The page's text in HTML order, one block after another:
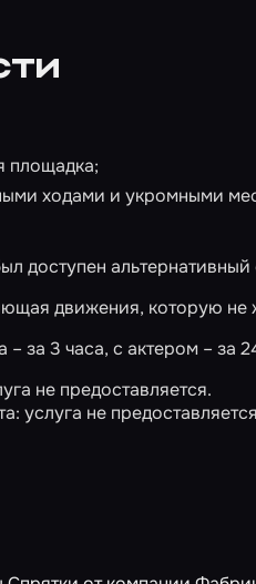
площадка;
ходами и укромными
доступен
движения, которую не
за 3 часа, с актером – за
не предоставляется.
услуга не